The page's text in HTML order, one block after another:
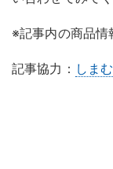
※記事内の商品情
記事協力： しま